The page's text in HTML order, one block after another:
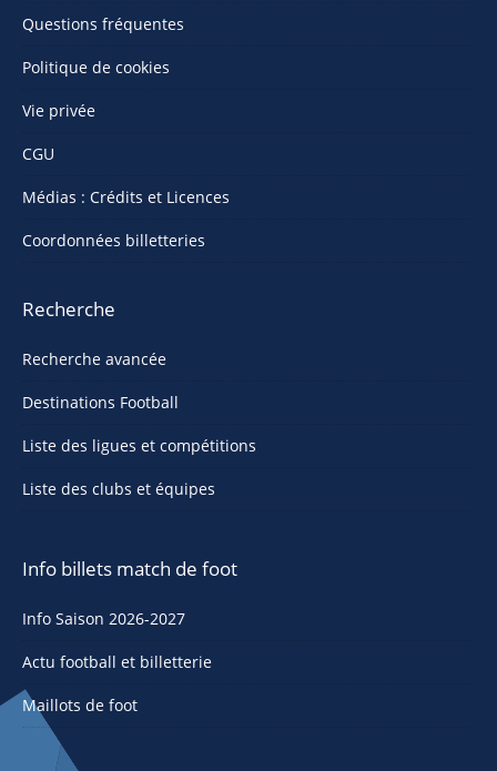
Questions fréquentes
Politique de cookies
Vie privée
CGU
Médias : Crédits et Licences
Coordonnées billetteries
Recherche
Recherche avancée
Destinations Football
Liste des ligues et compétitions
Liste des clubs et équipes
Info billets match de foot
Info Saison 2026-2027
Actu football et billetterie
Maillots de foot